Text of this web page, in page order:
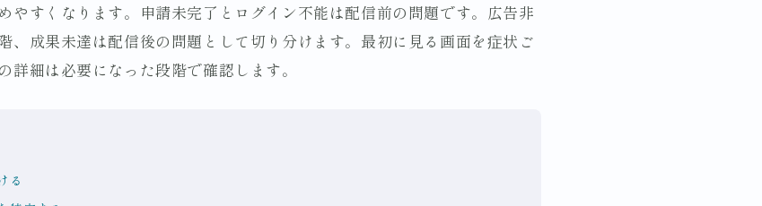
やすくなります。申請未完了とログイン不能は配信前の問題です。広告非
、成果未達は配信後の問題として切り分けます。最初に見る画面を症状ご
詳細は必要になった段階で確認します。
る